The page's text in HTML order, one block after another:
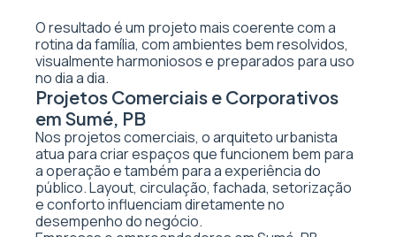
O resultado é um projeto mais coerente com a
rotina da família, com ambientes bem resolvidos,
visualmente harmoniosos e preparados para uso
no dia a dia.
Projetos Comerciais e Corporativos
em Sumé, PB
Nos projetos comerciais, o arquiteto urbanista
atua para criar espaços que funcionem bem para
a operação e também para a experiência do
público. Layout, circulação, fachada, setorização
e conforto influenciam diretamente no
desempenho do negócio.